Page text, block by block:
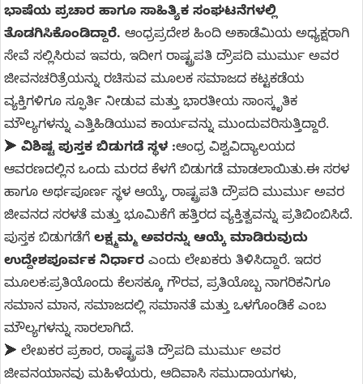
ಭಾಷೆಯ ಪ್ರಚಾರ ಹಾಗೂ ಸಾಹಿತ್ಯಿಕ ಸಂಘಟನೆಗಳಲ್ಲಿ
ತೊಡಗಿಸಿಕೊಂಡಿದ್ದಾರೆ. ಆಂಧ್ರಪ್ರದೇಶ ಹಿಂದಿ ಅಕಾಡೆಮಿಯ ಅಧ್ಯಕ್ಷರಾಗಿ
ಸೇವೆ ಸಲ್ಲಿಸಿರುವ ಇವರು, ಇದೀಗ ರಾಷ್ಟ್ರಪತಿ ದ್ರೌಪದಿ ಮುರ್ಮು ಅವರ
ಜೀವನಚರಿತ್ರೆಯನ್ನು ರಚಿಸುವ ಮೂಲಕ ಸಮಾಜದ ಕಟ್ಟಕಡೆಯ
ವ್ಯಕ್ತಿಗಳಿಗೂ ಸ್ಫೂರ್ತಿ ನೀಡುವ ಮತ್ತು ಭಾರತೀಯ ಸಾಂಸ್ಕೃತಿಕ
ಮೌಲ್ಯಗಳನ್ನು ಎತ್ತಿಹಿಡಿಯುವ ಕಾರ್ಯವನ್ನು ಮುಂದುವರಿಸುತ್ತಿದ್ದಾರೆ.
➤ ವಿಶಿಷ್ಟ ಪುಸ್ತಕ ಬಿಡುಗಡೆ ಸ್ಥಳ :ಆಂಧ್ರ ವಿಶ್ವವಿದ್ಯಾಲಯದ
ಆವರಣದಲ್ಲಿನ ಒಂದು ಮರದ ಕೆಳಗೆ ಬಿಡುಗಡೆ ಮಾಡಲಾಯಿತು.ಈ ಸರಳ
ಹಾಗೂ ಅರ್ಥಪೂರ್ಣ ಸ್ಥಳ ಆಯ್ಕೆ, ರಾಷ್ಟ್ರಪತಿ ದ್ರೌಪದಿ ಮುರ್ಮು ಅವರ
ಜೀವನದ ಸರಳತೆ ಮತ್ತು ಭೂಮಿಕೆಗೆ ಹತ್ತಿರದ ವ್ಯಕ್ತಿತ್ವವನ್ನು ಪ್ರತಿಬಿಂಬಿಸಿದೆ.
ಪುಸ್ತಕ ಬಿಡುಗಡೆಗೆ ಲಕ್ಷ್ಮಮ್ಮ ಅವರನ್ನು ಆಯ್ಕೆ ಮಾಡಿರುವುದು
ಉದ್ದೇಶಪೂರ್ವಕ ನಿರ್ಧಾರ ಎಂದು ಲೇಖಕರು ತಿಳಿಸಿದ್ದಾರೆ. ಇದರ
ಮೂಲಕ:ಪ್ರತಿಯೊಂದು ಕೆಲಸಕ್ಕೂ ಗೌರವ, ಪ್ರತಿಯೊಬ್ಬ ನಾಗರಿಕನಿಗೂ
ಸಮಾನ ಮಾನ, ಸಮಾಜದಲ್ಲಿ ಸಮಾನತೆ ಮತ್ತು ಒಳಗೊಂಡಿಕೆ ಎಂಬ
ಮೌಲ್ಯಗಳನ್ನು ಸಾರಲಾಗಿದೆ.
➤ ಲೇಖಕರ ಪ್ರಕಾರ, ರಾಷ್ಟ್ರಪತಿ ದ್ರೌಪದಿ ಮುರ್ಮು ಅವರ
ಜೀವನಯಾನವು ಮಹಿಳೆಯರು, ಆದಿವಾಸಿ ಸಮುದಾಯಗಳು,